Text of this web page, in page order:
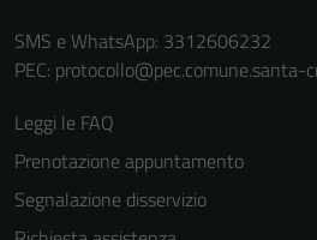
SMS e WhatsApp: 3312606232
PEC: protocollo@pec.comune.santa-
Leggi le FAQ
Prenotazione appuntamento
Segnalazione disservizio